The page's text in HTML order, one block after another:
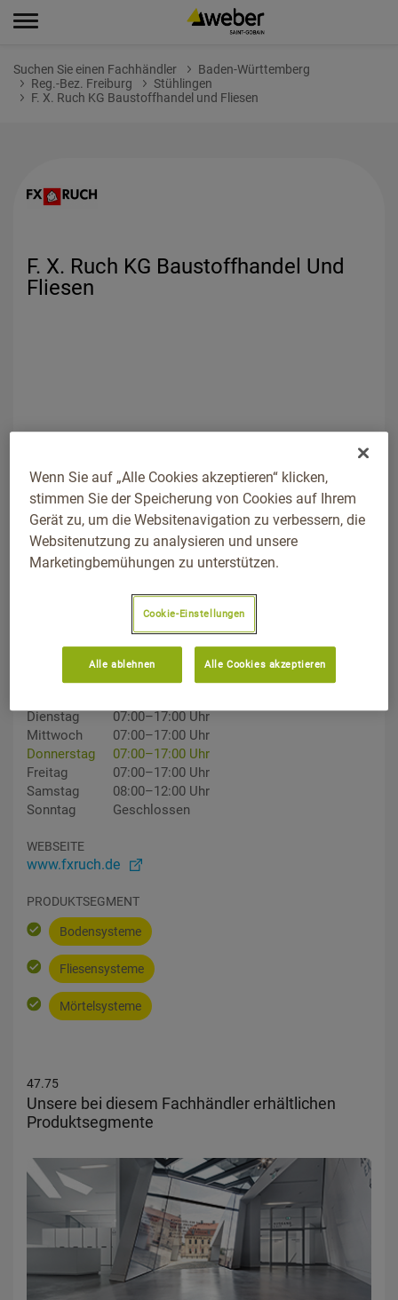
Suchen Sie einen Fachhändler
Baden-Württemberg
Reg.-Bez. Freiburg
Stühlingen
F. X. Ruch KG Baustoffhandel und Fliesen
F. X. Ruch KG Baustoffhandel Und
Fliesen
Bahnhofstraße 4a, 79780, Stühlingen, Baden-Württemberg
Wegbeschreibung
ÖFFNUNGSZEITEN
Dienstag
07:00–17:00 Uhr
Mittwoch
07:00–17:00 Uhr
Donnerstag
07:00–17:00 Uhr
Freitag
07:00–17:00 Uhr
Samstag
08:00–12:00 Uhr
Sonntag
Geschlossen
WEBSEITE
www.fxruch.de
PRODUKTSEGMENT
Bodensysteme
Fliesensysteme
Mörtelsysteme
47.75
Unsere bei diesem Fachhändler erhältlichen
Produktsegmente
Wenn Sie auf „Alle Cookies akzeptieren“ klicken,
stimmen Sie der Speicherung von Cookies auf Ihrem
Gerät zu, um die Websitenavigation zu verbessern, die
Websitenutzung zu analysieren und unsere
Marketingbemühungen zu unterstützen.
Cookie-Einstellungen
Alle ablehnen Alle Cookies akzeptieren